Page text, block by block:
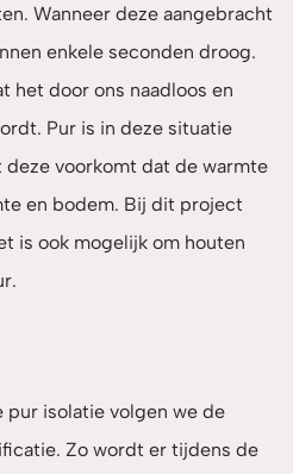
Wanneer deze aangebracht
enkele seconden droog.
het door ons naadloos en
Pur is in deze situatie
voorkomt dat de warmte
en bodem. Bij dit project
is ook mogelijk om houten
pur isolatie volgen we de
Zo wordt er tijdens de